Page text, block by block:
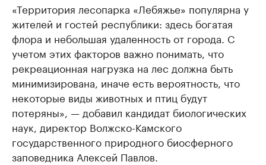
«Территория лесопарка «Лебяжье» популярна у
жителей и гостей республики: здесь богатая
флора и небольшая удаленность от города. С
учетом этих факторов важно понимать, что
рекреационная нагрузка на лес должна быть
минимизирована, иначе есть вероятность, что
некоторые виды животных и птиц будут
потеряны», — добавил кандидат биологических
наук, директор Волжско-Камского
государственного природного биосферного
заповедника Алексей Павлов.